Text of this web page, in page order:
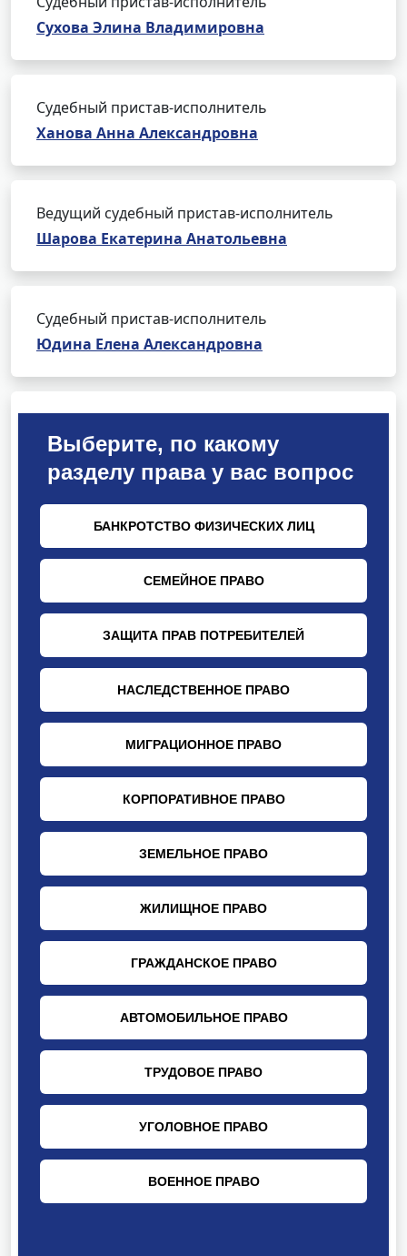
Сухова Элина Владимировна
Судебный пристав-исполнитель
Ханова Анна Александровна
Ведущий судебный пристав-исполнитель
Шарова Екатерина Анатольевна
Судебный пристав-исполнитель
Юдина Елена Александровна